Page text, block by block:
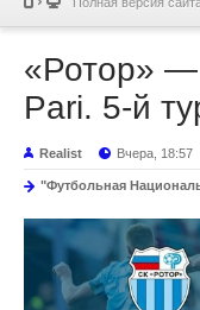
«Ротор» —
Pari. 5-й
Realist Вчера, 18:57
"Футбольная